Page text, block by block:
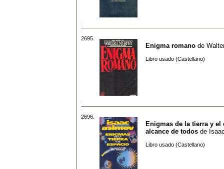
2695.
Enigma romano de
Libro usado (Castellano)
2696.
Enigmas de la tierra y el
alcance de todos de
Libro usado (Castellano)